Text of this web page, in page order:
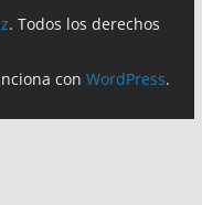
. Todos los derechos
conWordPress.